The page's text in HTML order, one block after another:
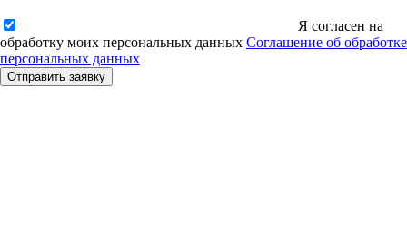
Я согласен на
обработку моих персональных данных Соглашение об обработке
персональных данных